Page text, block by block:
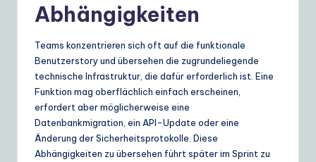
Abhängigkeiten
Teams konzentrieren sich oft auf die funktionale
Benutzerstory und übersehen die zugrundeliegende
technische Infrastruktur, die dafür erforderlich ist. Eine
Funktion mag oberflächlich einfach erscheinen,
erfordert aber möglicherweise eine
Datenbankmigration, ein API-Update oder eine
Änderung der Sicherheitsprotokolle. Diese
Abhängigkeiten zu übersehen führt später im Sprint zu